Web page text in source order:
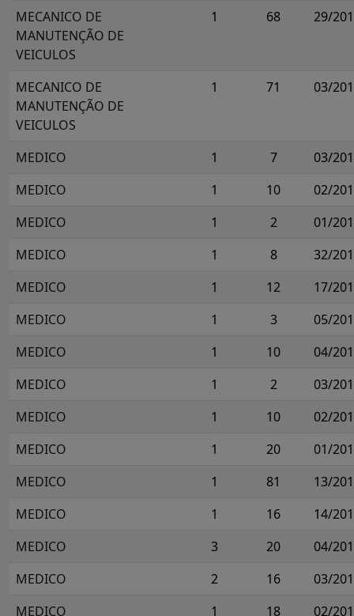
MECANICO DE
MANUTENÇÃO DE
VEICULOS
1 68 29/
MECANICO DE
MANUTENÇÃO DE
VEICULOS
1 71 03/
MEDICO 1 7
03/
MEDICO
1 10
02/
MEDICO
1 2
01/
MEDICO
1 8
32/
MEDICO
1 12
17/
MEDICO
1 3
05/
MEDICO
1 10
04/
MEDICO
1 2
03/
MEDICO
1 10
02/
MEDICO
1 20
01/
MEDICO
1 81
13/
MEDICO
1 16
14/
MEDICO
3 20
04/
MEDICO
2 16
03/
MEDICO
1 18 02/